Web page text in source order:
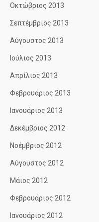
Οκτώβριος 2013
Σεπτέμβριος 2013
Αύγουστος 2013
Ιούλιος 2013
Απρίλιος 2013
Φεβρουάριος 2013
Ιανουάριος 2013
Δεκέμβριος 2012
Νοέμβριος 2012
Αύγουστος 2012
Μάιος 2012
Φεβρουάριος 2012
Ιανουάριος 2012